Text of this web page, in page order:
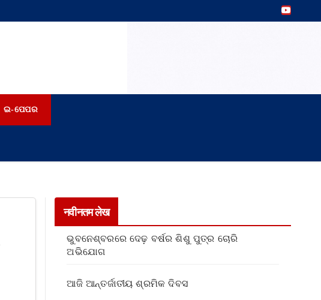
ଇ-ପେପର
नवीनतम लेख
ଭୁବନେଶ୍ବରରେ ଦେଢ଼ ବର୍ଷର ଶିଶୁ ପୁତ୍ର ଚୋରି
ଅଭିଯୋଗ
ଆଜି ଆନ୍ତର୍ଜାତୀୟ ଶ୍ରମିକ ଦିବସ